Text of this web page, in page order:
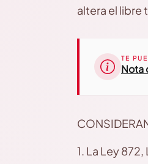
altera el libre
TE
Nota
1. La Ley